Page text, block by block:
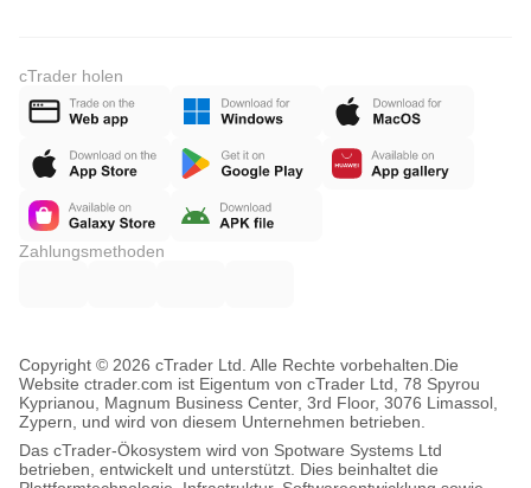
cTrader holen
Zahlungsmethoden
Copyright © 2026 cTrader Ltd. Alle Rechte vorbehalten. Die
Website ctrader.com ist Eigentum von cTrader Ltd, 78 Spyrou
Kyprianou, Magnum Business Center, 3rd Floor, 3076 Limassol,
Zypern, und wird von diesem Unternehmen betrieben.
Das cTrader-Ökosystem wird von Spotware Systems Ltd
betrieben, entwickelt und unterstützt. Dies beinhaltet die